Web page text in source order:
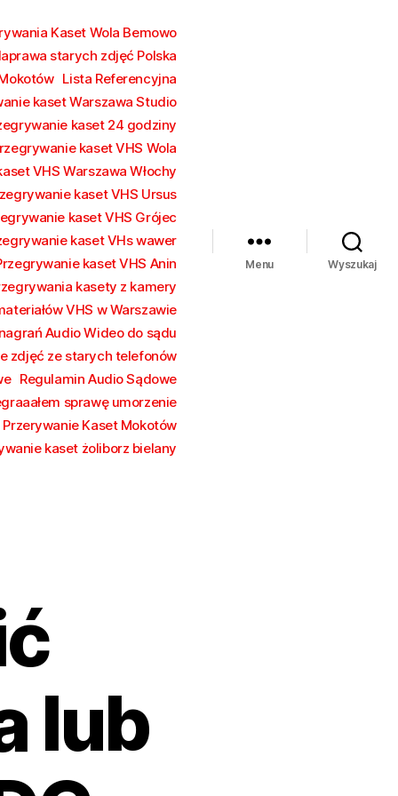
Kaset Wola Bemowo
starych zdjęć Polska
Lista Referencyjna
kaset Warszawa Studio
kaset 24 godziny
kaset VHS Wola
VHS Warszawa Włochy
kaset VHS Ursus
kaset VHS Grójec
kaset VHs wawer
kaset VHS Anin
kasety z kamery
VHS w Warszawie
Audio Wideo do sądu
zdjęć ze starych telefonów
Regulamin Audio Sądowe
sprawę umorzenie
Przerywanie Kaset Mokotów
kaset żoliborz bielany
Menu Wyszukaj
lub